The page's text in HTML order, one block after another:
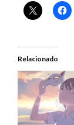
Relacionado